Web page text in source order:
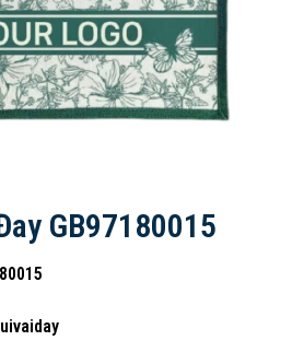
GB97180015